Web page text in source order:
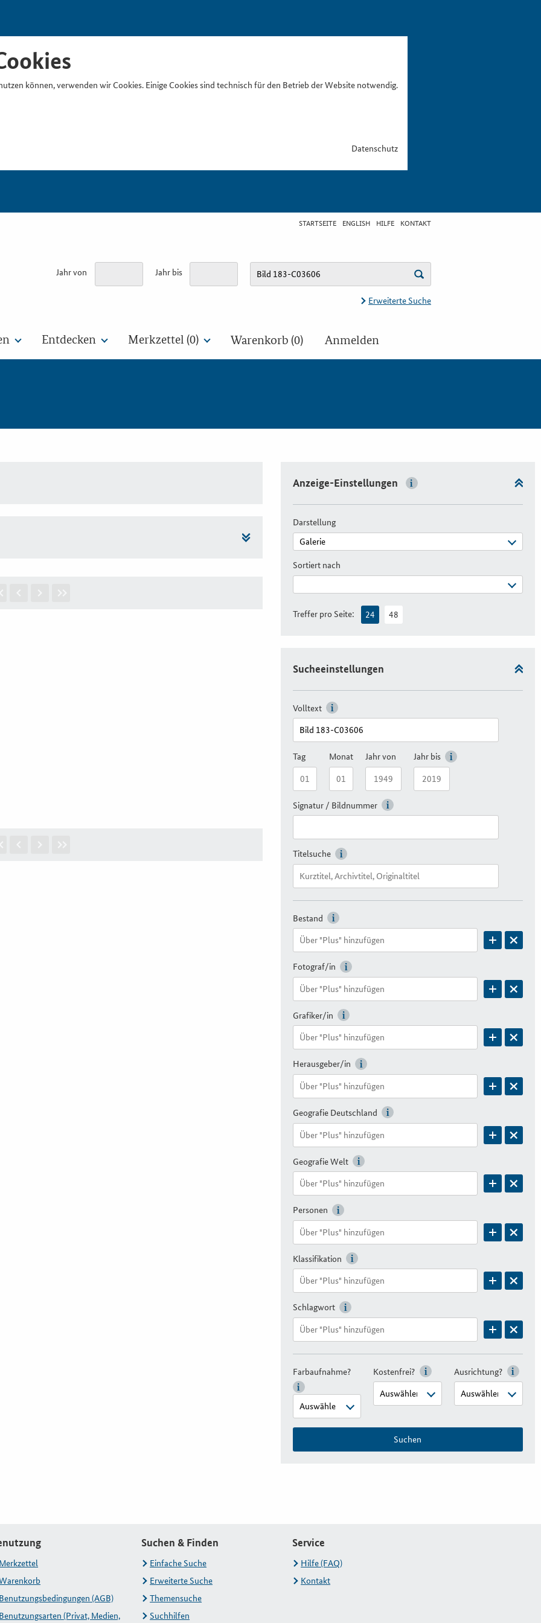
können, verwenden wir Cookies. Einige Cookies sind technisch für den Betrieb der Website notwendig.
Datenschutz
STARTSEITE ENGLISH HILFE KONTAKT
Jahr von Jahr bis
Erweiterte Suche
Entdecken Merkzettel (0) Warenkorb (0) Anmelden
Anzeige-Einstellungen
Darstellung
Sortiert nach
Treffer pro Seite: 24 48
Sucheeinstellungen
Volltext
Tag Monat Jahr von Jahr bis
Signatur / Bildnummer
Titelsuche
Bestand
Fotograf/in
Grafiker/in
Herausgeber/in
Geografie Deutschland
Geografie Welt
Personen
Klassifikation
Schlagwort
Farbaufnahme? Kostenfrei? Ausrichtung?
Suchen
Merkzettel
Benutzungsbedingungen (AGB)
Benutzungsarten (Privat, Medien,
Suchen & Finden
Einfache Suche
Erweiterte Suche
Themensuche
Suchhilfen
Service
Hilfe (FAQ)
Kontakt